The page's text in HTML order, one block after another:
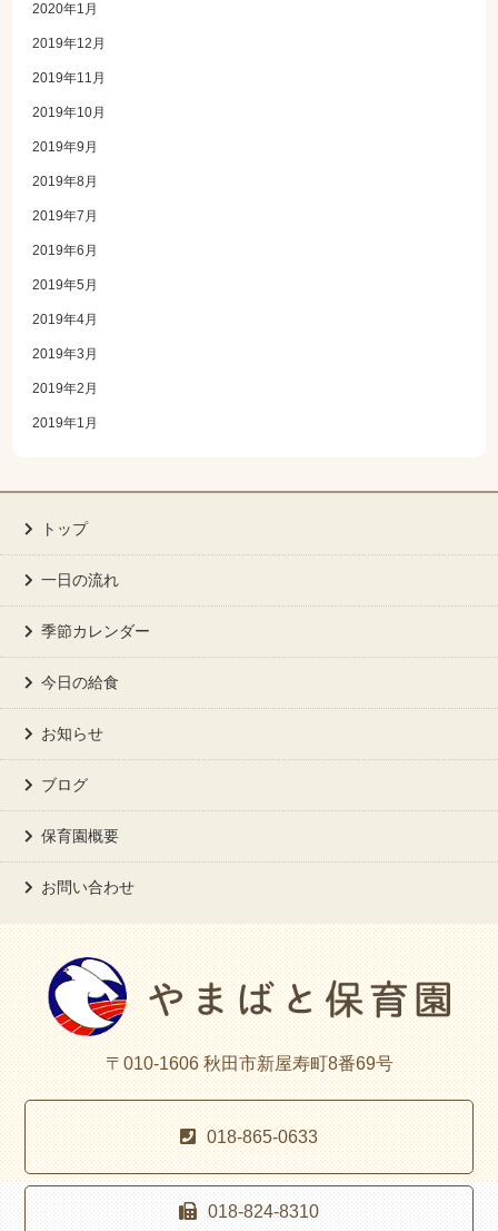
2020年1月
2019年12月
2019年11月
2019年10月
2019年9月
2019年8月
2019年7月
2019年6月
2019年5月
2019年4月
2019年3月
2019年2月
2019年1月
トップ
一日の流れ
季節カレンダー
今日の給食
お知らせ
ブログ
保育園概要
お問い合わせ
〒010-1606 秋田市新屋寿町8番69号
018-865-0633
018-824-8310